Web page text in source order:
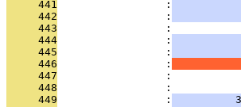
     441
                 :
     442
                 :
     443
:
     444
                 :
     445
                 :
     446
                 :
     447
:
     448
:
     449
                 :